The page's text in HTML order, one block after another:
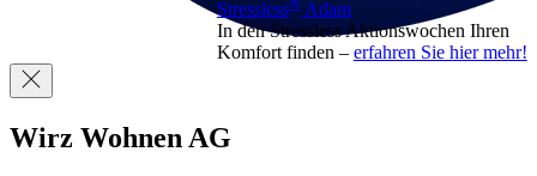
Stressless Adam
In den Stressless Aktionswochen Ihren
Komfort finden – erfahren Sie hier mehr!
Wirz Wohnen AG